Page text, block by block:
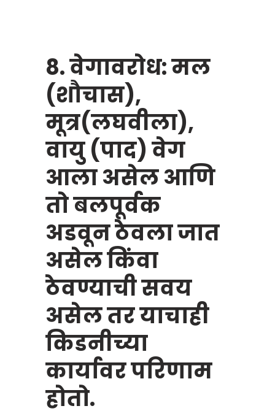
8. वेगावरोध: मल
(शौचास),
मूत्र(लघवीला),
वायु (पाद) वेग
आला असेल आणि
तो बलपूर्वक
अडवून ठेवला जात
असेल किंवा
ठेवण्याची सवय
असेल तर याचाही
किडनीच्या
कार्यावर परिणाम
होतो.